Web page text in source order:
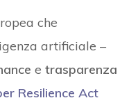
che
artificiale –
etrasparenza
Resilience Act